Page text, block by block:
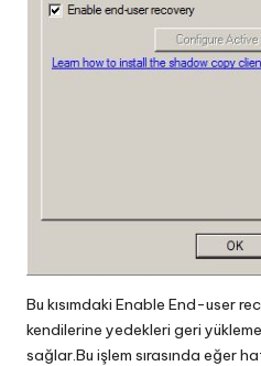
Bu kısımdaki Enable End-user
kendilerine yedekleri geri
sağlar.Bu işlem sırasında eğer